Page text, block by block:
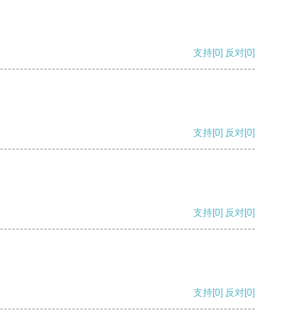
支持[0] 反对[0]
支持[0] 反对[0]
支持[0] 反对[0]
支持[0] 反对[0]